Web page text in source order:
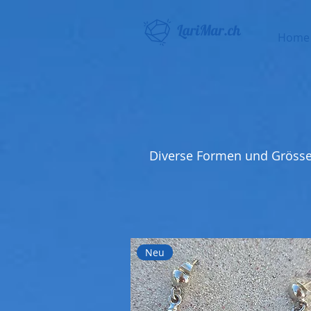
Home
Diverse Formen und
Neu